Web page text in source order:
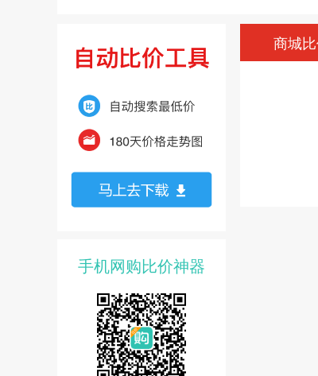
手机网购比价神器
商城